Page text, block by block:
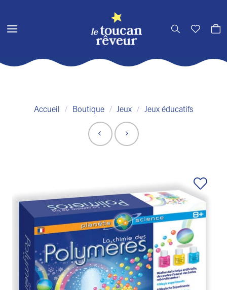
contenu
Accueil / Boutique / Jeux / Jeux éducatifs
Ajouter
de
souhaits